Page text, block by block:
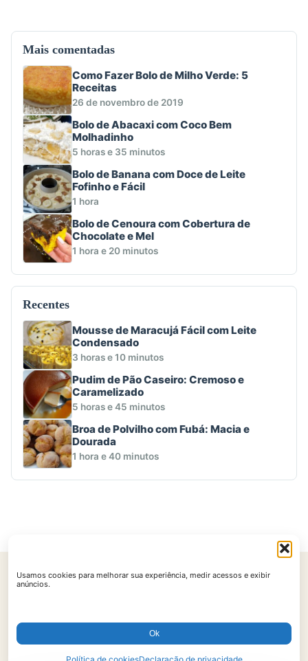
Usamos cookies para melhorar sua experiência, medir acessos e exibir
anúncios.
Ok
Mais comentadas
Como Fazer Bolo de Milho Verde: 5
Receitas
26 de novembro de 2019
Bolo de Abacaxi com Coco Bem
Molhadinho
5 horas e 35 minutos
Bolo de Banana com Doce de Leite
Fofinho e Fácil
1 hora
Bolo de Cenoura com Cobertura de
Chocolate e Mel
1 hora e 20 minutos
Recentes
Mousse de Maracujá Fácil com Leite
Condensado
3 horas e 10 minutos
Pudim de Pão Caseiro: Cremoso e
Caramelizado
5 horas e 45 minutos
Broa de Polvilho com Fubá: Macia e
Dourada
1 hora e 40 minutos
Início Contato Política de Privacidade